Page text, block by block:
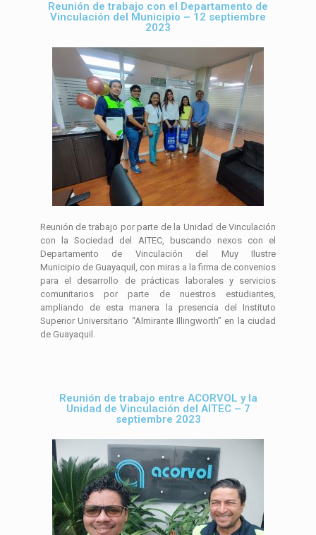
Reunión de trabajo con el Departamento de
Vinculación del Municipio – 12 septiembre
2023
Reunión de trabajo por parte de la Unidad de Vinculación
con la Sociedad del AITEC, buscando nexos con el
Departamento de Vinculación del Muy Ilustre
Municipio de Guayaquil, con miras a la firma de convenios
para el desarrollo de prácticas laborales y servicios
comunitarios por parte de nuestros estudiantes,
ampliando de esta manera la presencia del Instituto
Superior Universitario “Almirante Illingworth” en la ciudad
de Guayaquil.
Reunión de trabajo entre ACORVOL y la
Unidad de Vinculación del AITEC – 7
septiembre 2023